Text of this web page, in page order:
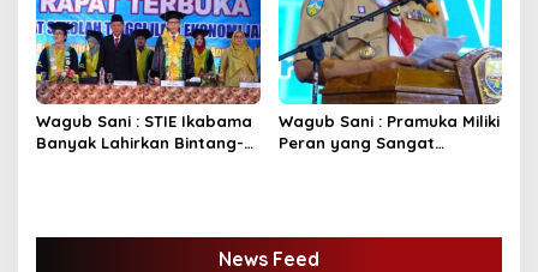
Wagub Sani : STIE Ikabama
Banyak Lahirkan Bintang-
Wagub Sani : Pramuka Miliki
Peran yang Sangat
News Feed